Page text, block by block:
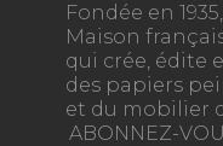
Fondée en
Maison
qui crée, édite
des papiers
et du mobilier
ABONNEZ-